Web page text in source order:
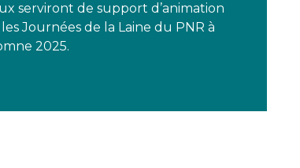
serviront de support d’animation
Journées de la Laine du PNR à
2025.